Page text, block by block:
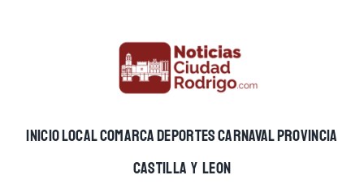
INICIOLOCALCOMARCADEPORTESCARNAVALPROVINCIA
CASTILLA Y LEON